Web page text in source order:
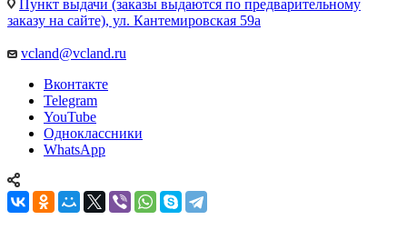
Вконтакте
Telegram
Одноклассники
Дисплей Samsung Galaxy Note 10.1 2014
Edition SM-P601/P600/P605 с
тачскрином (серый)